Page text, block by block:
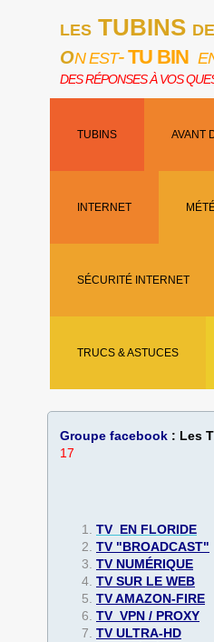
TUBINS AVANT
INTERNET
SÉCURITÉ INTERNET
TRUCS & ASTUCES
LES TUBINS
ON EST-TU BIN
DES RÉPONSES À VOS
Groupe facebook : Les
17
TV EN FLORIDE
TV "BROADCAST"
TV NUMÉRIQUE
TV SUR LE WEB
TV AMAZON-FIRE
TV VPN / PROXY
TV ULTRA-HD